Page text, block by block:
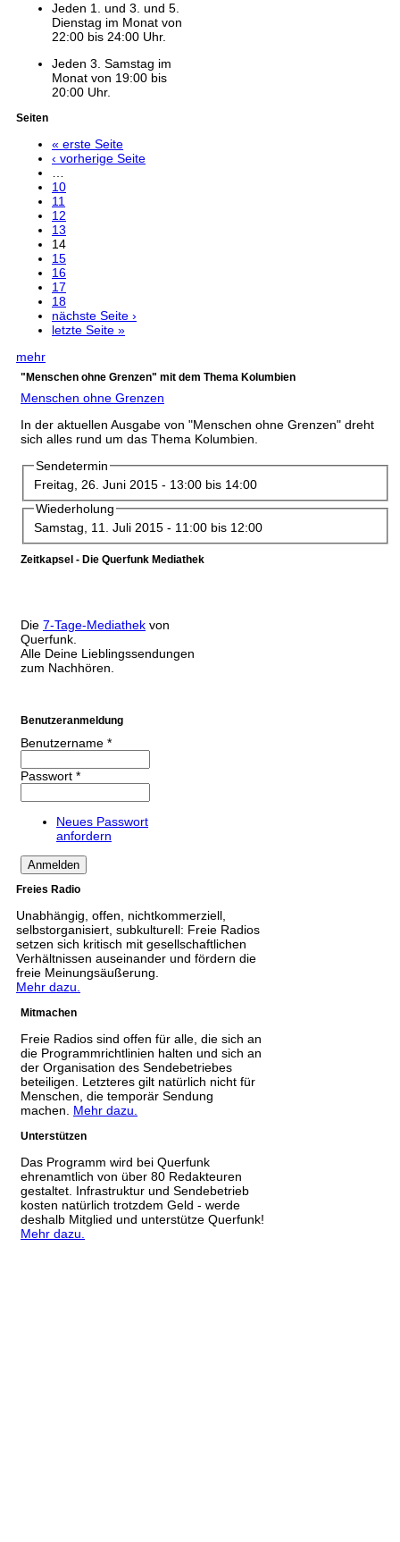
Jeden 1. und 3. und 5.
Dienstag im Monat von
22:00 bis 24:00 Uhr.
Jeden 3. Samstag im
Monat von 19:00 bis
20:00 Uhr.
Seiten
« erste Seite
‹ vorherige Seite
10
11
12
13
14
15
16
17
18
nächste Seite ›
letzte Seite »
mehr
"Menschen ohne Grenzen" mit dem Thema Kolumbien
Menschen ohne Grenzen
In der aktuellen Ausgabe von "Menschen ohne Grenzen" dreht
sich alles rund um das Thema Kolumbien.
Sendetermin
Freitag, 26. Juni 2015 - 13:00bis 14:00
Wiederholung
Samstag, 11. Juli 2015 - 11:00bis 12:00
Zeitkapsel - Die Querfunk Mediathek
Die 7-Tage-Mediathek von
Querfunk.
Alle Deine Lieblingssendungen
zum Nachhören.
Benutzeranmeldung
Benutzername *
Passwort *
Neues Passwort
anfordern
Freies Radio
Unabhängig, offen, nichtkommerziell,
selbstorganisiert, subkulturell: Freie Radios
setzen sich kritisch mit gesellschaftlichen
Verhältnissen auseinander und fördern die
freie Meinungsäußerung.
Mehr dazu.
Mitmachen
Freie Radios sind offen für alle, die sich an
die Programmrichtlinien halten und sich an
der Organisation des Sendebetriebes
beteiligen. Letzteres gilt natürlich nicht für
Menschen, die temporär Sendung
machen. Mehr dazu.
Unterstützen
Das Programm wird bei Querfunk
ehrenamtlich von über 80 Redakteuren
gestaltet. Infrastruktur und Sendebetrieb
kosten natürlich trotzdem Geld - werde
deshalb Mitglied und unterstütze Querfunk!
Mehr dazu.